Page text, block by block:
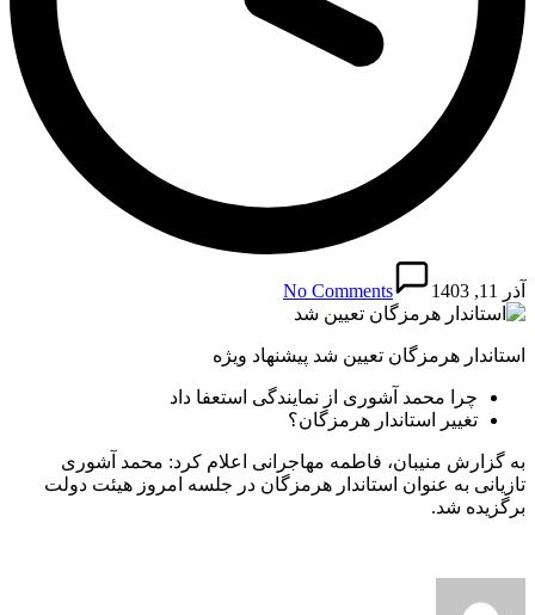
آذر 11, 1403 No Comments
استاندار هرمزگان تعیین شد پیشنهاد ویژه
چرا محمد آشوری از نمایندگی استعفا داد
تغییر استاندار هرمزگان؟
به گزارش منیبان، فاطمه مهاجرانی اعلام کرد: محمد آشوری
تازیانی به عنوان استاندار هرمزگان در جلسه امروز هیئت دولت
برگزیده شد.